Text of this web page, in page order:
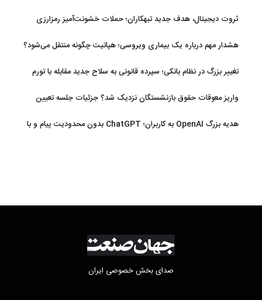
ثروت دیجیتال، هدف جدید تبهکاران؛ حملات خشونت‌آمیز رمزارزی
هشدار مهم درباره یک بیماری ویروسی؛ هپاتیت چگونه منتقل می‌شود؟
تغییر بزرگ در نظام بانکی؛ سپرده قانونی به سلاح جدید مقابله با تورم
واریز معوقات حقوق بازنشستگان نزدیک شد؟ جزئیات جلسه تعیین
هدیه بزرگ OpenAI به کاربران؛ ChatGPT بدون محدودیت پیام و با
صدای بخش خصوصی ایران